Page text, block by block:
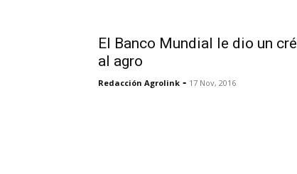
El Banco Mundial le dio un
al agro
Redacción Agrolink - 17 Nov, 2016